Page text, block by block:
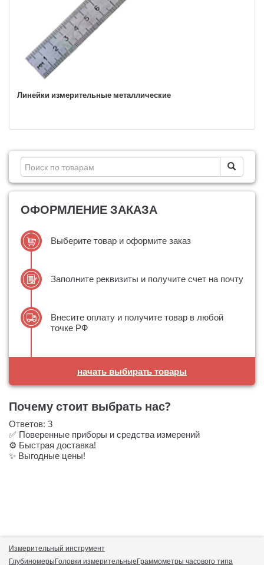
Линейки измерительные металлические
ОФОРМЛЕНИЕ ЗАКАЗА
Выберите товар и оформите заказ
Заполните реквизиты и получите счет на почту
Внесите оплату и получите товар в любой
точке РФ
начать выбирать товары
Почему стоит выбрать нас?
Ответов: 3
✅ Поверенные приборы и средства измерений
⚙️ Быстрая доставка!
✨ Выгодные цены!
Измерительный инструмент
ГлубиномерыГоловки измерительныеГраммометры часового типа